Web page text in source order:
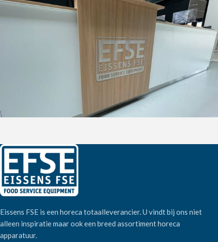
Eissens FSE is een horeca totaalleverancier. U vindt bij ons niet
alleen inspiratie maar ook een breed assortiment horeca
apparatuur.